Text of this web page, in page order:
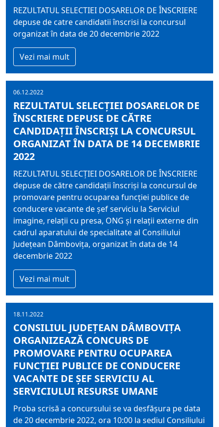
REZULTATUL SELECTIEI DOSARELOR DE ÎNSCRIERE
depuse de catre candidatii înscrisi la concursul
organizat în data de 20 decembrie 2022
Vezi mai mult
06.12.2022
REZULTATUL SELECŢIEI DOSARELOR DE
ÎNSCRIERE DEPUSE DE CĂTRE
CANDIDAŢII ÎNSCRIŞI LA CONCURSUL
ORGANIZAT ÎN DATA DE 14 DECEMBRIE
2022
REZULTATUL SELECŢIEI DOSARELOR DE ÎNSCRIERE
depuse de către candidaţii înscrişi la concursul de
promovare pentru ocuparea funcţiei publice de
conducere vacante de şef serviciu la Serviciul
imagine, relaţii cu presa, ONG şi relaţii externe din
cadrul aparatului de specialitate al Consiliului
Judeţean Dâmboviţa, organizat în data de 14
decembrie 2022
Vezi mai mult
18.11.2022
CONSILIUL JUDEŢEAN DÂMBOVIŢA
ORGANIZEAZĂ CONCURS DE
PROMOVARE PENTRU OCUPAREA
FUNCŢIEI PUBLICE DE CONDUCERE
VACANTE DE ŞEF SERVICIU AL
SERVICIULUI RESURSE UMANE
Proba scrisă a concursului se va desfăşura pe data
de 20 decembrie 2022, ora 10:00 la sediul Consiliului